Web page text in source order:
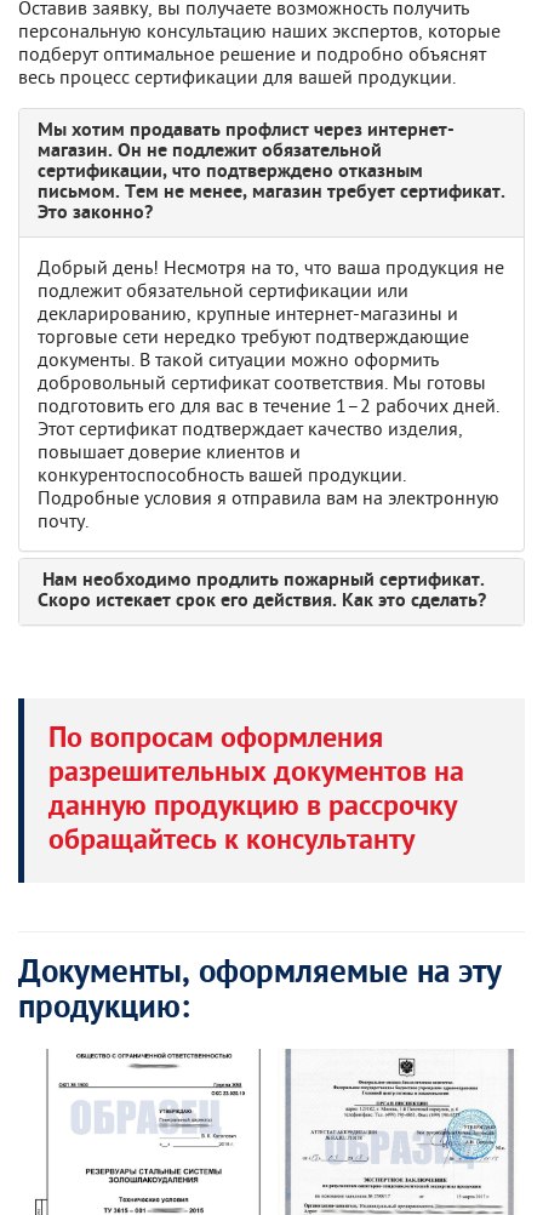
Оставив заявку, вы получаете возможность получить
персональную консультацию наших экспертов, которые
подберут оптимальное решение и подробно объяснят
весь процесс сертификации для вашей продукции.
Мы хотим продавать профлист через интернет-
магазин. Он не подлежит обязательной
сертификации, что подтверждено отказным
письмом. Тем не менее, магазин требует сертификат.
Это законно?
Добрый день! Несмотря на то, что ваша продукция не
подлежит обязательной сертификации или
декларированию, крупные интернет-магазины и
торговые сети нередко требуют подтверждающие
документы. В такой ситуации можно оформить
добровольный сертификат соответствия. Мы готовы
подготовить его для вас в течение 1–2 рабочих дней.
Этот сертификат подтверждает качество изделия,
повышает доверие клиентов и
конкурентоспособность вашей продукции.
Подробные условия я отправила вам на электронную
почту.
Нам необходимо продлить пожарный сертификат.
Скоро истекает срок его действия. Как это сделать?
По вопросам оформления
разрешительных документов на
данную продукцию в рассрочку
обращайтесь к консультанту
Документы, оформляемые на эту
продукцию: